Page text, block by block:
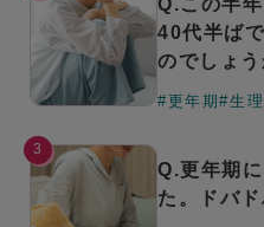
Q.この半
40代半ば
のでしょう
#更年期#生
3
Q.更年期
た。ドバ